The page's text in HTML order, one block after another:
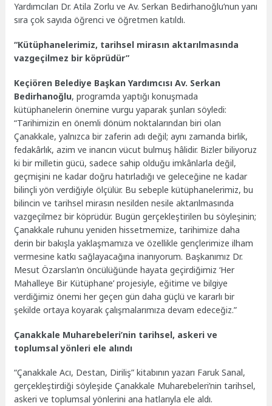
Yardımcıları Dr. Atila Zorlu ve Av. Serkan Bedirhanoğlu’nun yanı
sıra çok sayıda öğrenci ve öğretmen katıldı.
“Kütüphanelerimiz, tarihsel mirasın aktarılmasında
vazgeçilmez bir köprüdür”
Keçiören Belediye Başkan Yardımcısı Av. Serkan
Bedirhanoğlu, programda yaptığı konuşmada
kütüphanelerin önemine vurgu yaparak şunları söyledi:
“Tarihimizin en önemli dönüm noktalarından biri olan
Çanakkale, yalnızca bir zaferin adı değil; aynı zamanda birlik,
fedakârlık, azim ve inancın vücut bulmuş hâlidir. Bizler biliyoruz
ki bir milletin gücü, sadece sahip olduğu imkânlarla değil,
geçmişini ne kadar doğru hatırladığı ve geleceğine ne kadar
bilinçli yön verdiğiyle ölçülür. Bu sebeple kütüphanelerimiz, bu
bilincin ve tarihsel mirasın nesilden nesile aktarılmasında
vazgeçilmez bir köprüdür. Bugün gerçekleştirilen bu söyleşinin;
Çanakkale ruhunu yeniden hissetmemize, tarihimize daha
derin bir bakışla yaklaşmamıza ve özellikle gençlerimize ilham
vermesine katkı sağlayacağına inanıyorum. Başkanımız Dr.
Mesut Özarslan’ın öncülüğünde hayata geçirdiğimiz ‘Her
Mahalleye Bir Kütüphane’ projesiyle, eğitime ve bilgiye
verdiğimiz önemi her geçen gün daha güçlü ve kararlı bir
şekilde ortaya koyarak çalışmalarımıza devam edeceğiz.”
Çanakkale Muharebeleri’nin tarihsel, askeri ve
toplumsal yönleri ele alındı
“Çanakkale Acı, Destan, Diriliş” kitabının yazarı Faruk Sanal,
gerçekleştirdiği söyleşide Çanakkale Muharebeleri’nin tarihsel,
askeri ve toplumsal yönlerini ana hatlarıyla ele aldı.